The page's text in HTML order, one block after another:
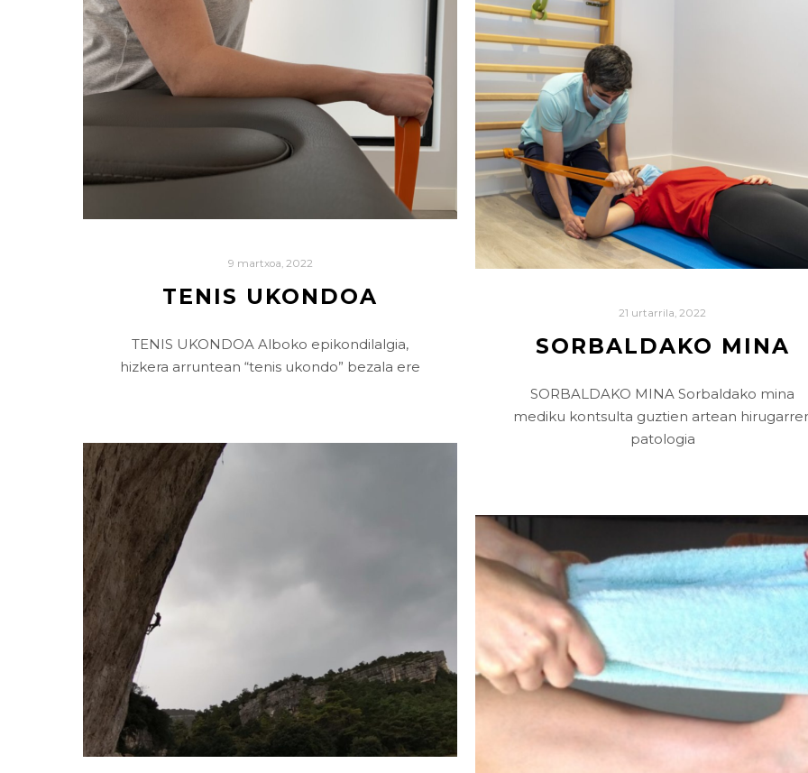
9 martxoa, 2022
TENIS UKONDOA
TENIS UKONDOA Alboko epikondilalgia,
hizkera arruntean “tenis ukondo” bezala ere
21 urtarrila, 2022
SORBALDAKO MINA
SORBALDAKO MINA Sorbaldako mina
mediku kontsulta guztien artean
patologia